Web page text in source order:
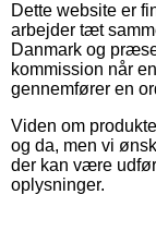
Dette website er
arbejder tæt
Danmark og
kommission når
gennemfører en
Viden om
og da, men vi
der kan være
oplysninger.